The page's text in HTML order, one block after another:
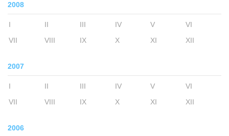
2008
I II III IV V
VI
VII
VIII IX X XI XII
2007
I II III IV V
VI
VII
VIII IX X XI XII
2006